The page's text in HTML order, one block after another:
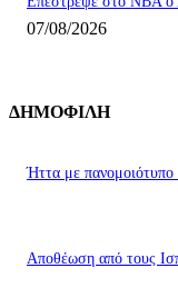
07/08/2026
ΔΗΜΟΦΙΛΗ
Ήττα με πανομοιότυπο
Αποθέωση από τους